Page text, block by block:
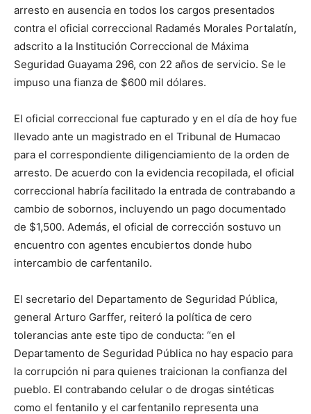
arresto en ausencia en todos los cargos presentados
contra el oficial correccional Radamés Morales Portalatín,
adscrito a la Institución Correccional de Máxima
Seguridad Guayama 296, con 22 años de servicio. Se le
impuso una fianza de $600 mil dólares.
El oficial correccional fue capturado y en el día de hoy fue
llevado ante un magistrado en el Tribunal de Humacao
para el correspondiente diligenciamiento de la orden de
arresto. De acuerdo con la evidencia recopilada, el oficial
correccional habría facilitado la entrada de contrabando a
cambio de sobornos, incluyendo un pago documentado
de $1,500. Además, el oficial de corrección sostuvo un
encuentro con agentes encubiertos donde hubo
intercambio de carfentanilo.
El secretario del Departamento de Seguridad Pública,
general Arturo Garffer, reiteró la política de cero
tolerancias ante este tipo de conducta: “en el
Departamento de Seguridad Pública no hay espacio para
la corrupción ni para quienes traicionan la confianza del
pueblo. El contrabando celular o de drogas sintéticas
como el fentanilo y el carfentanilo representa una